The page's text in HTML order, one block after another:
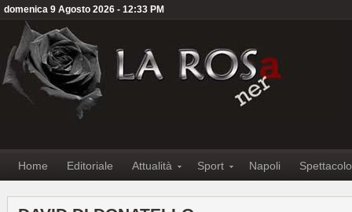
domenica 9 Agosto 2026 - 12:33 PM
Home Editoriale Attualità Sport Napoli Spettacolo